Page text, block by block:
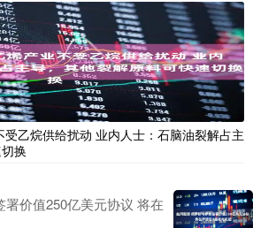
乙烷供给扰动 业内人士：石脑油裂解占主
换
价值250亿美元协议 将在